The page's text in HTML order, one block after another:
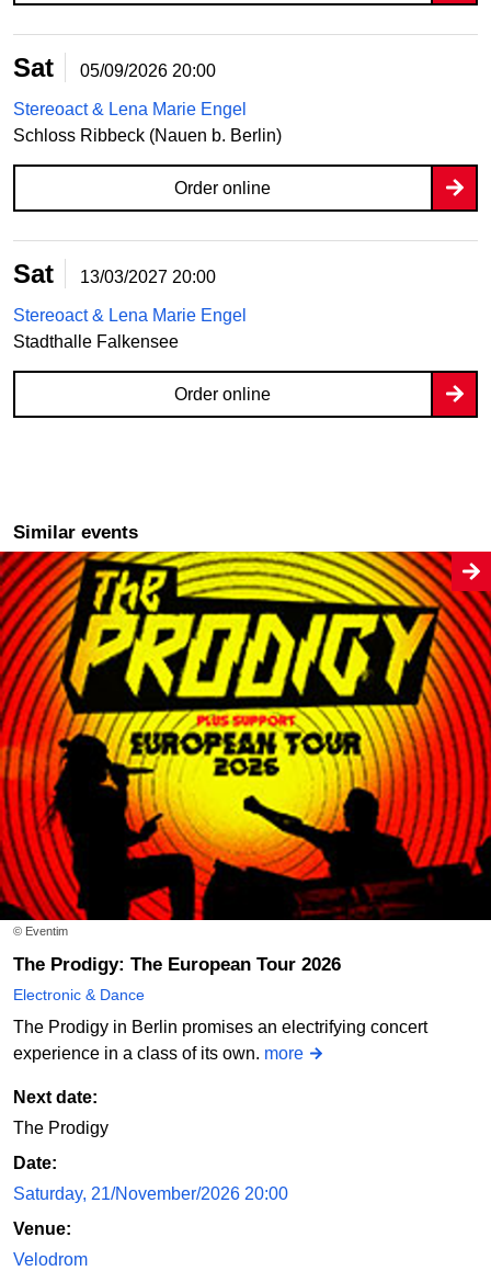
Sat 05/09/2026 20:00
Stereoact & Lena Marie Engel
Schloss Ribbeck (Nauen b. Berlin)
Order online
Sat 13/03/2027 20:00
Stereoact & Lena Marie Engel
Stadthalle Falkensee
Order online
Similar events
© Eventim
The Prodigy: The European Tour 2026
Electronic & Dance
The Prodigy in Berlin promises an electrifying concert
experience in a class of its own. more
Next date:
The Prodigy
Date:
Saturday, 21/November/2026 20:00
Venue:
Velodrom